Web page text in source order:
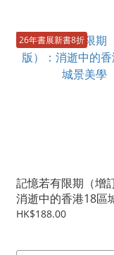
26年書展新書8折
記憶若有限期（增
消逝中的香港18區
學
HK$188.00